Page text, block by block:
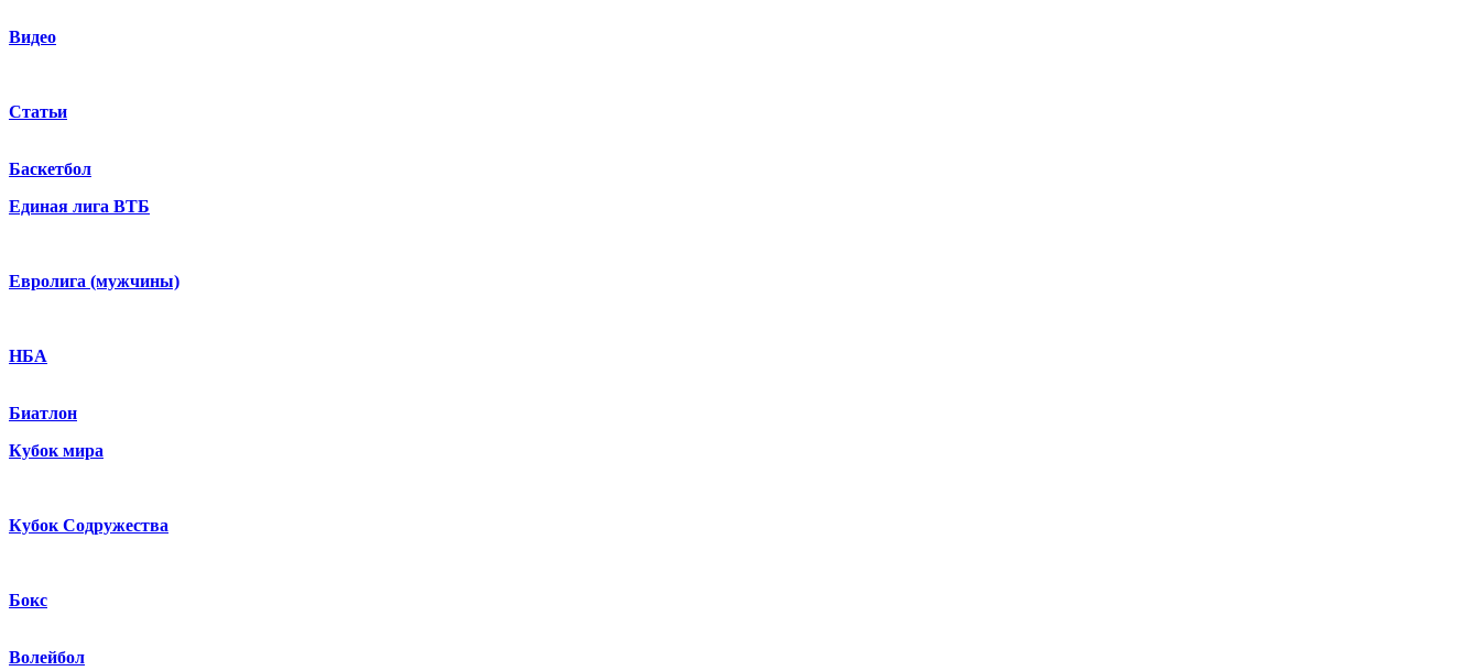
Видео
Статьи
Баскетбол
Единая лига ВТБ
Евролига (мужчины)
НБА
Биатлон
Кубок мира
Кубок Содружества
Бокс
Волейбол